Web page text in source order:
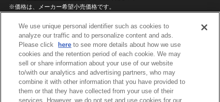
※価格は、メーカー希望小売価格です。
ざいますのでご了承ください。
privacypolicy
Do Not Sell or Share My
Personal Information
ウェブサイトご利用条件
ソーシャルメディアポリシー
個人情報保護方針
お問い合わせ
We use unique personal identifier such as cookies to
analyze our traffic and to personalize content and ads.
Please click
here to see more details about how we use
cookies and the retention period of each cookie. We may
sell or share information about your use of our website
to/with our analytics and advertising partners, who may
combine it with other information that you have provided to
them or that they have collected from your use of their
services. However, we do not set and use cookies for our